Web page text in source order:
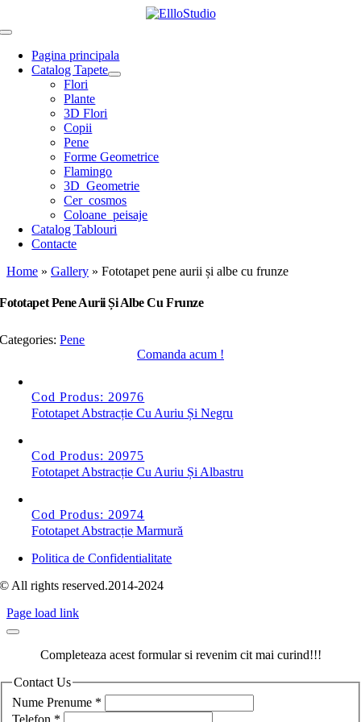
to
Toggle
NavigationPagina principala
Catalog Tapete
Flori
Plante
3D Flori
Copii
Pene
Forme Geometrice
Flamingo
3D_Geometrie
Cer_cosmos
Coloane_peisaje
Catalog Tablouri
Contacte
Home » Gallery » Fototapet pene aurii și albe cu frunze
Fototapet Pene Aurii Și Albe Cu Frunze
Categories:Pene
Comanda acum !
Cod Produs: 20976
Fototapet Abstracție Cu Auriu Și Negru
Cod Produs: 20975
Fototapet Abstracție Cu Auriu Și Albastru
Cod Produs: 20974
Fototapet Abstracție Marmură
Politica de Confidentialitate
© All rights reserved.2014-2024
Page load link
Completeaza acest formular si revenim cit mai curind!!!
Contact Us
Nume Prenume *
Telefon *